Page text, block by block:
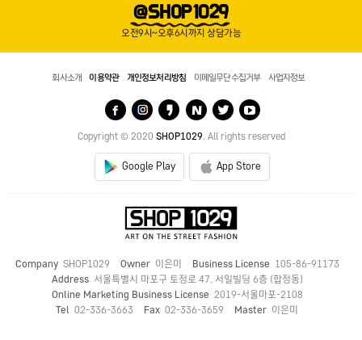
@SHOP1029
오전9시~오후6시까지 상담가능
회사소개 이용약관 개인정보처리방침 이메일무단수집거부 사업자정보
Copyright © 2020 SHOP1029. All rights reserved
Google Play App Store
Company SHOP1029 Owner 이은미 Business License 105-86-91173
Address 서울특별시 마포구 토정로 47, 서일빌딩 6층 (합정동)
Online Marketing Business License 2019-서울마포-2108
Tel 02-336-3663 Fax 02-336-3659 Master 이은미